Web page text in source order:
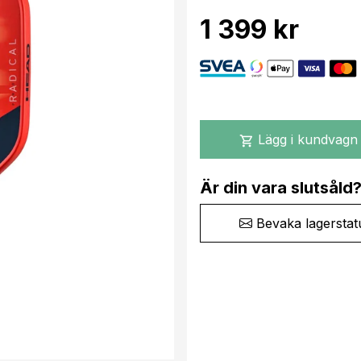
1 399 kr
shopping_cart Lägg i kundvagn
Är din vara slutsåld?
Bevaka